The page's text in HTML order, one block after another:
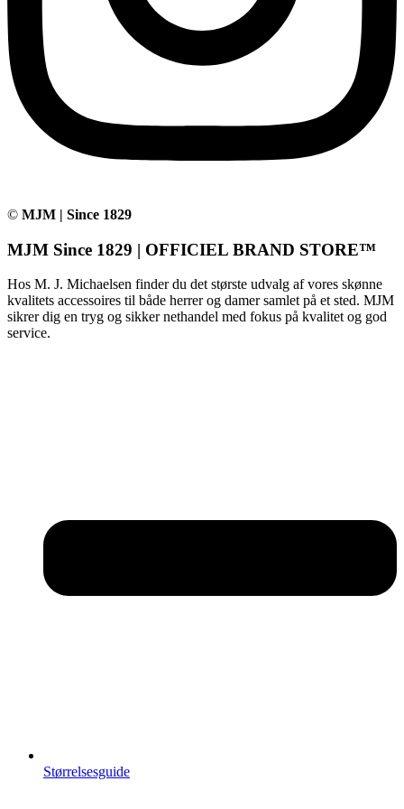
© MJM | Since 1829
MJM Since 1829 | OFFICIEL BRAND STORE™
Hos M. J. Michaelsen finder du det største udvalg af vores skønne
kvalitets accessoires til både herrer og damer samlet på et sted. MJM
sikrer dig en tryg og sikker nethandel med fokus på kvalitet og god
service.
Størrelsesguide